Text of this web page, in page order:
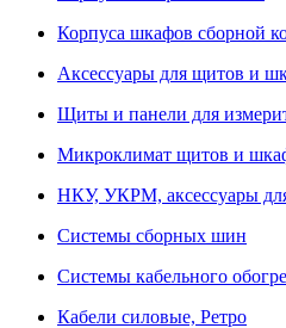
Корпуса шкафов сборной
Аксессуары для щитов и
Щиты и панели для
Микроклимат щитов и
НКУ, УКРМ, аксессуары
Системы сборных шин
Системы кабельного
Кабели силовые, Ретро